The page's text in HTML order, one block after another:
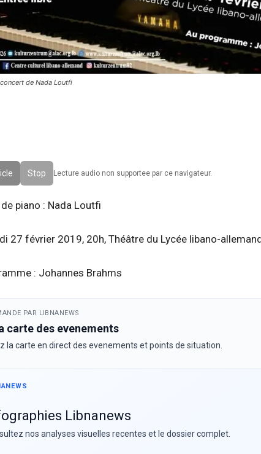
de Nada Loutfi
Stop Lecture audio non supportee par ce navigateur.
piano : Nada Loutfi
27 février 2019, 20h, Théâtre du Lycée libano-
: Johannes Brahms
PAR LIBNANEWS
carte des evenements
la carte en direct des evenements et points de situation.
Libnanews
nos analyses visuelles recentes et le dossier complet.